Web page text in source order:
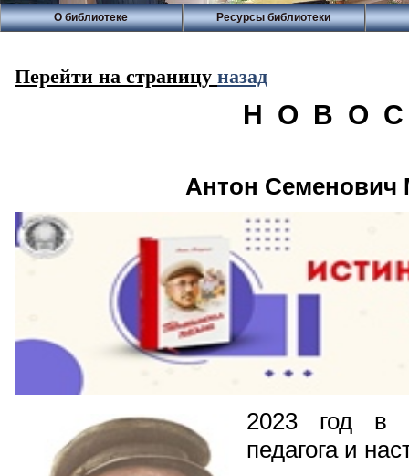
О библиотеке Ресурсы библиотеки
Перейти на страницу назад
Н О В О
Антон Семенович
2023 год в
педагога и